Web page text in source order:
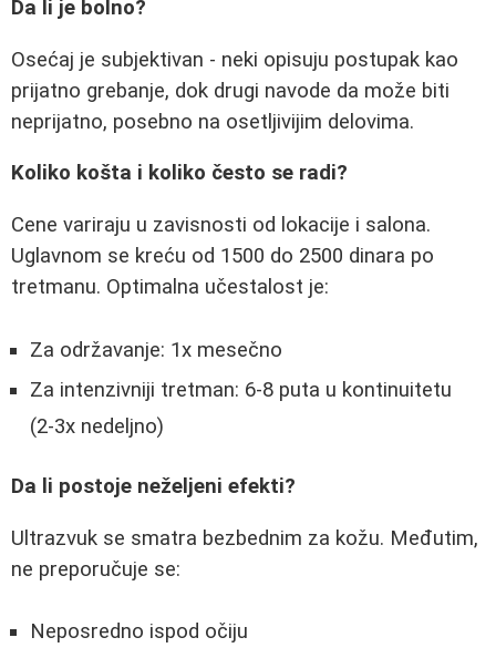
Da li je bolno?
Osećaj je subjektivan - neki opisuju postupak kao
prijatno grebanje, dok drugi navode da može biti
neprijatno, posebno na osetljivijim delovima.
Koliko košta i koliko često se radi?
Cene variraju u zavisnosti od lokacije i salona.
Uglavnom se kreću od 1500 do 2500 dinara po
tretmanu. Optimalna učestalost je:
Za održavanje: 1x mesečno
Za intenzivniji tretman: 6-8 puta u kontinuitetu
(2-3x nedeljno)
Da li postoje neželjeni efekti?
Ultrazvuk se smatra bezbednim za kožu. Međutim,
ne preporučuje se:
Neposredno ispod očiju